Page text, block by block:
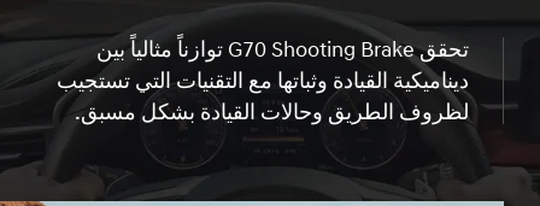
تحقق G70 Shooting Brake توازناً مثالياً بين
ديناميكية القيادة وثباتها مع التقنيات التي تستجيب
لظروف الطريق وحالات القيادة بشكل مسبق.